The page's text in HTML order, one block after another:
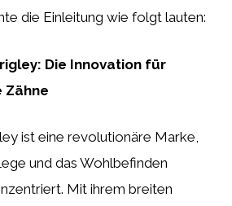
die Einleitung wie folgt lauten:
Die Innovation für
Zähne
ist eine revolutionäre Marke,
und das Wohlbefinden
Mit ihrem breiten